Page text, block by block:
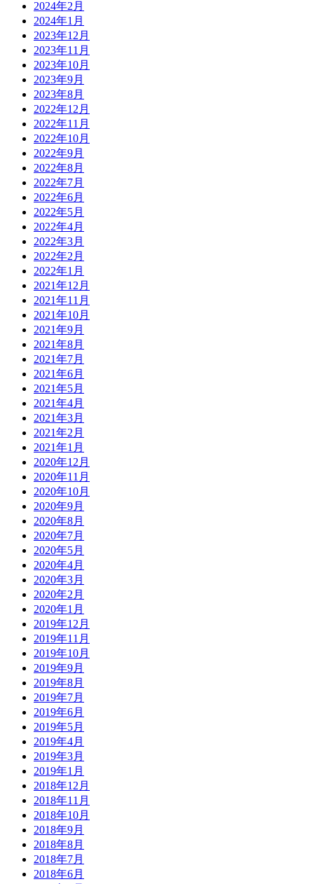
2024年2月
2024年1月
2023年12月
2023年11月
2023年10月
2023年9月
2023年8月
2022年12月
2022年11月
2022年10月
2022年9月
2022年8月
2022年7月
2022年6月
2022年5月
2022年4月
2022年3月
2022年2月
2022年1月
2021年12月
2021年11月
2021年10月
2021年9月
2021年8月
2021年7月
2021年6月
2021年5月
2021年4月
2021年3月
2021年2月
2021年1月
2020年12月
2020年11月
2020年10月
2020年9月
2020年8月
2020年7月
2020年5月
2020年4月
2020年3月
2020年2月
2020年1月
2019年12月
2019年11月
2019年10月
2019年9月
2019年8月
2019年7月
2019年6月
2019年5月
2019年4月
2019年3月
2019年1月
2018年12月
2018年11月
2018年10月
2018年9月
2018年8月
2018年7月
2018年6月